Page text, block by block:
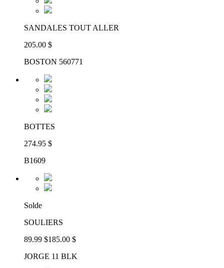
SANDALES TOUT ALLER
205.00 $
BOSTON 560771
BOTTES
274.95 $
B1609
Solde
SOULIERS
89.99 $185.00 $
JORGE 11 BLK